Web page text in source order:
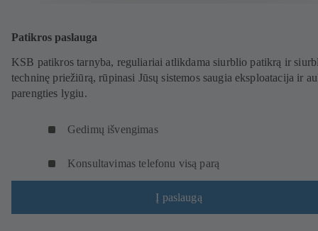
Patikros paslauga
KSB patikros tarnyba, reguliariai atlikdama siurblio patikrą ir
techninę priežiūrą, rūpinasi Jūsų sistemos saugia eksploatacija ir
parengties lygiu.
Gedimų išvengimas
Konsultavimas telefonu visą parą
Į paslaugą